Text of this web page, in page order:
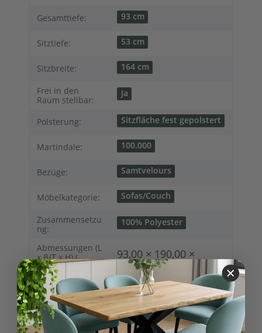
Gesamttiefe: 93 cm
Sitztiefe: 53 cm
Sitzbreite: 164 cm
Frei in den
Raum stellbar:
Ja
Polsterung: Sitzfläche fest gepolstert
Martindale: 100.000
Bezüge: Samtvelours
Möbelkategorie: Sofas/Couch
Zusammensetzu
ng:
100% Polyester
Abmessungen (L
x B/T x H) (
Länge × Breite ×
Höhe ):
93,00 × 190,00 ×
103,00 cm